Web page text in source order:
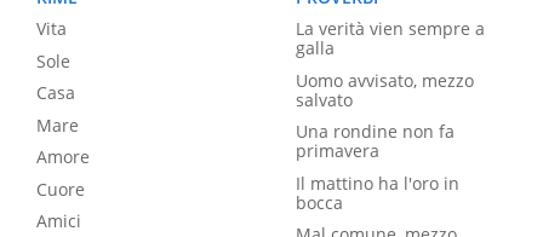
Vita
Sole
Casa
Mare
Amore
Cuore
Amici
La verità vien sempre a
galla
Uomo avvisato, mezzo
salvato
Una rondine non fa
primavera
Il mattino ha l'oro in
bocca